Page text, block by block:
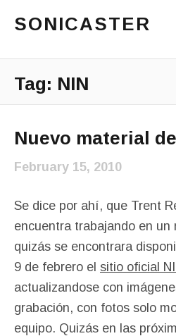
SONICASTER
Main Menu
Tag: NIN
Nuevo material
February 15, 2010
Se dice por ahí, que Trent
encuentra trabajando en un
quizás se encontrara
9 de febrero el sitio oficial
actualizandose con
grabación, con fotos solo
equipo. Quizás en las